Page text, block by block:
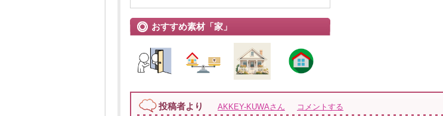
おすすめ素材「家」
投稿者より AKKEY-KUWAさん コメントする